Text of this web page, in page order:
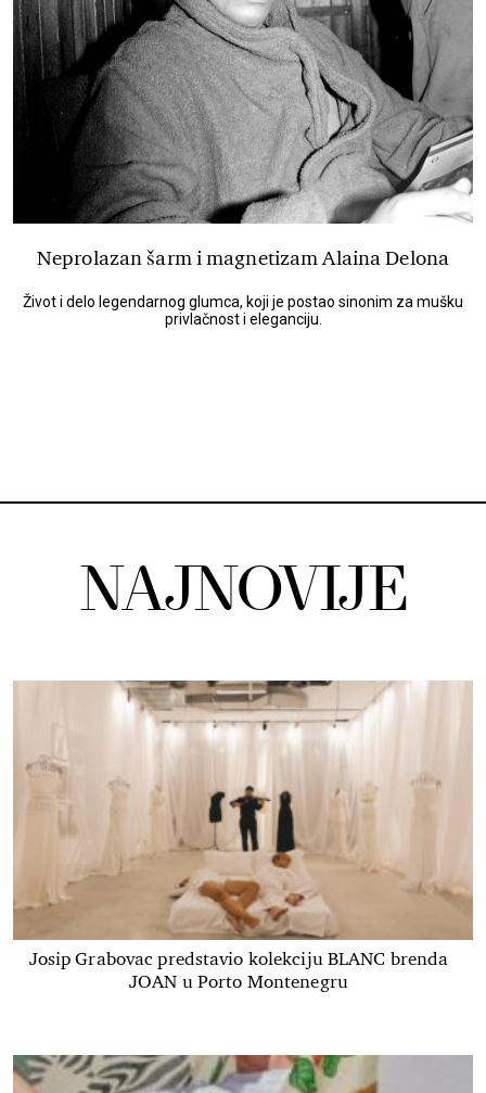
Neprolazan šarm i magnetizam Alaina Delona
Život i delo legendarnog glumca, koji je postao sinonim za mušku
privlačnost i eleganciju.
NAJNOVIJE
Josip Grabovac predstavio kolekciju BLANC brenda
JOAN u Porto Montenegru